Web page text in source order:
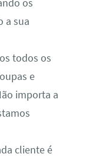
os
a sua
todos os
e
importa a
cliente é